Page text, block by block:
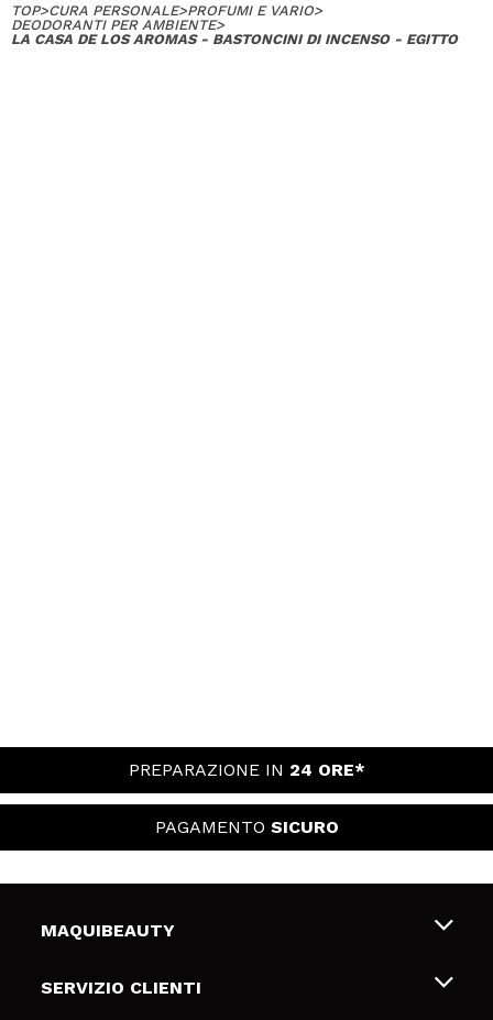
TOP>CURA PERSONALE>PROFUMI E VARIO>
DEODORANTI PER AMBIENTE>
LA CASA DE LOS AROMAS - BASTONCINI DI INCENSO - EGITTO
PREPARAZIONE IN 24 ORE*
PAGAMENTO SICURO
MAQUIBEAUTY
Chi siamo
SERVIZIO CLIENTI